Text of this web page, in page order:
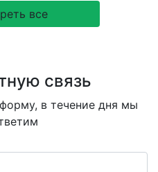
все
связь
в течение дня мы